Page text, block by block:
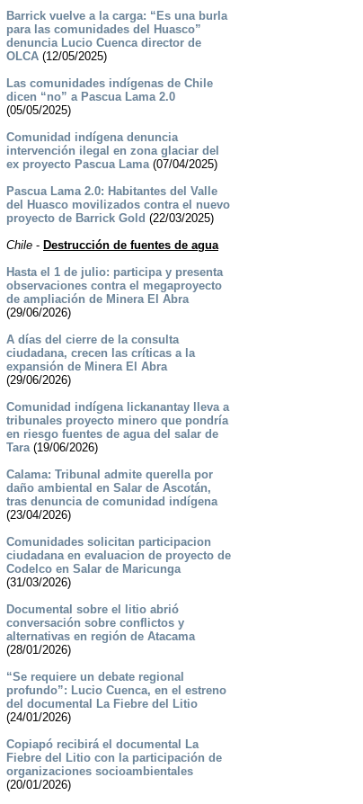
Barrick vuelve a la carga: “Es una burla
para las comunidades del Huasco”
denuncia Lucio Cuenca director de
OLCA(12/05/2025)
Las comunidades indígenas de Chile
dicen “no” a Pascua Lama 2.0
(05/05/2025)
Comunidad indígena denuncia
intervención ilegal en zona glaciar del
ex proyecto Pascua Lama(07/04/2025)
Pascua Lama 2.0: Habitantes del Valle
del Huasco movilizados contra el nuevo
proyecto de Barrick Gold (22/03/2025)
Chile- Destrucción de fuentes de agua
Hasta el 1 de julio: participa y presenta
observaciones contra el megaproyecto
de ampliación de Minera El Abra
(29/06/2026)
A días del cierre de la consulta
ciudadana, crecen las críticas a la
expansión de Minera El Abra
(29/06/2026)
Comunidad indígena lickanantay lleva a
tribunales proyecto minero que pondría
en riesgo fuentes de agua del salar de
Tara(19/06/2026)
Calama: Tribunal admite querella por
daño ambiental en Salar de Ascotán,
tras denuncia de comunidad indígena
(23/04/2026)
Comunidades solicitan participacion
ciudadana en evaluacion de proyecto de
Codelco en Salar de Maricunga
(31/03/2026)
Documental sobre el litio abrió
conversación sobre conflictos y
alternativas en región de Atacama
(28/01/2026)
“Se requiere un debate regional
profundo”: Lucio Cuenca, en el estreno
del documental La Fiebre del Litio
(24/01/2026)
Copiapó recibirá el documental La
Fiebre del Litio con la participación de
organizaciones socioambientales
(20/01/2026)